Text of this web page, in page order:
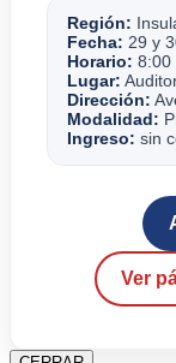
Región:
Fecha: 29 y
Horario: 8:00
Lugar:
Dirección:
Modalidad:
Ingreso: sin
Ver